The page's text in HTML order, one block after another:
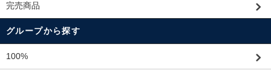
完売商品
グループから探す
100%